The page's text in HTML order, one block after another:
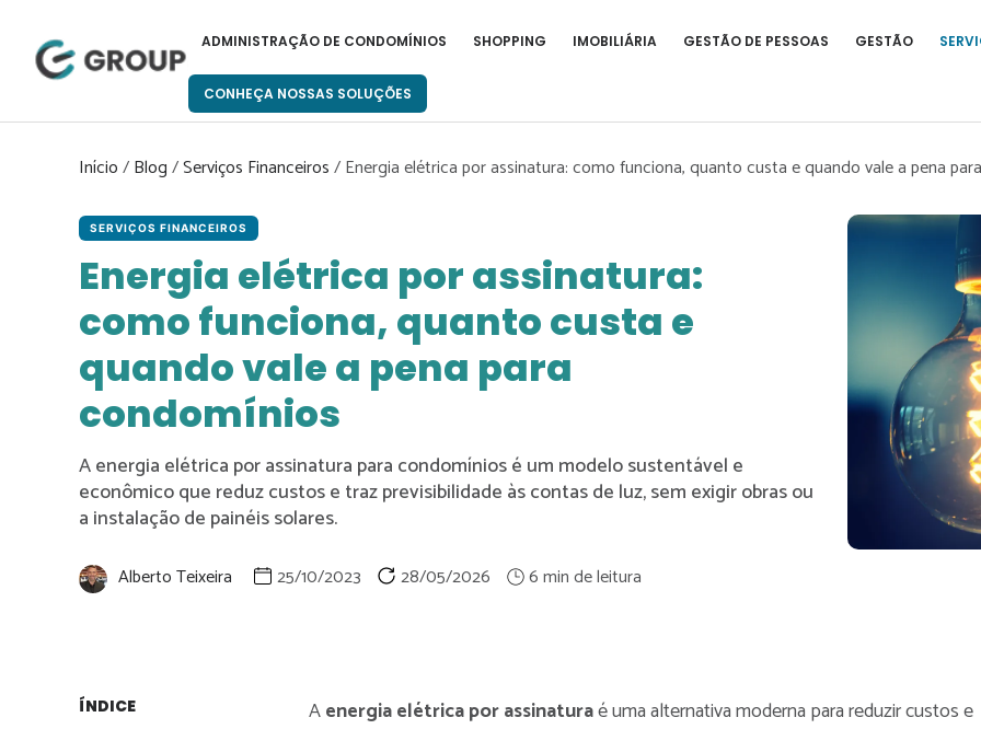
ADMINISTRAÇÃO DE CONDOMÍNIOS SHOPPING IMOBILIÁRIA GESTÃO DE PESSOAS GESTÃO
CONHEÇA NOSSAS SOLUÇÕES
Início/Blog/Serviços Financeiros/Energia elétrica por assinatura: como funciona, quanto custa e quando vale a pena
SERVIÇOS FINANCEIROS
Energia elétrica por assinatura:
como funciona, quanto custa e
quando vale a pena para
condomínios
A energia elétrica por assinatura para condomínios é um modelo sustentável e
econômico que reduz custos e traz previsibilidade às contas de luz, sem exigir obras ou
a instalação de painéis solares.
Alberto Teixeira 25/10/2023 28/05/2026
ÍNDICE Aenergia elétrica por assinaturaé uma alternativa moderna para reduzir custos e